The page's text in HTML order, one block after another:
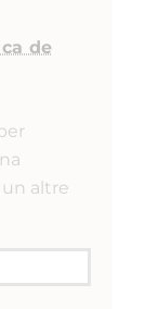
de
altre